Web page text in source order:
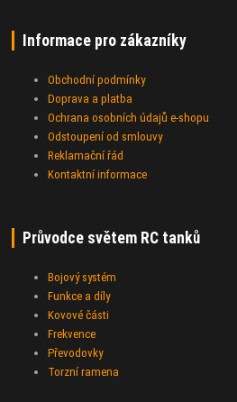
Informace pro zákazníky
Obchodní podmínky
Doprava a platba
Ochrana osobních údajů e-shopu
Odstoupení od smlouvy
Reklamační řád
Kontaktní informace
Průvodce světem RC tanků
Bojový systém
Funkce a díly
Kovové části
Frekvence
Převodovky
Torzní ramena